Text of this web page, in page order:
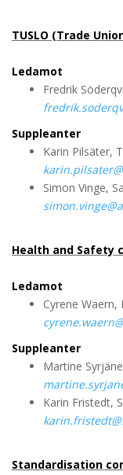
TUSLO (Trade
Ledamot
Fredrik
Suppleanter
Karin Pilsäter,
Simon Vinge,
Health and Safety
Ledamot
Cyrene Waern,
Suppleanter
Martine
Karin Fristedt,
Standardisation